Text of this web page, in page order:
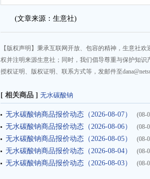
(文章来源：生意社)
【版权声明】秉承互联网开放、包容的精神，生意社
权并注明来源生意社；同时，我们倡导尊重与保护知识
授权证明、版权证明、联系方式等，发邮件至
[ 相关商品 ] 无水碳酸钠
无水碳酸钠商品报价动态（2026-08-07） (08-
无水碳酸钠商品报价动态（2026-08-06） (08-
无水碳酸钠商品报价动态（2026-08-05） (08-
无水碳酸钠商品报价动态（2026-08-04） (08-
无水碳酸钠商品报价动态（2026-08-03） (08-